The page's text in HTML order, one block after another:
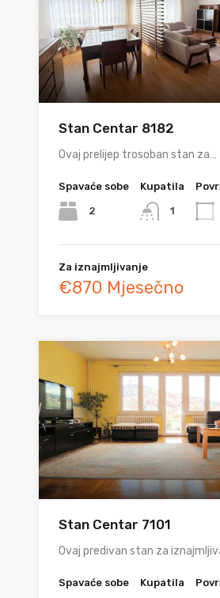
Stan Centar 8182
Ovaj prelijep trosoban stan za…
Spavaće sobe
2
Kupatila
1
Za iznajmljivanje
€870 Mjesečno
Stan Centar 7101
Ovaj predivan stan za
Spavaće sobe Kupatila